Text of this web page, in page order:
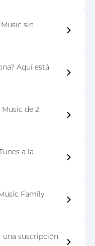
sin
Aquí está
de 2
a la
Family
una suscripción